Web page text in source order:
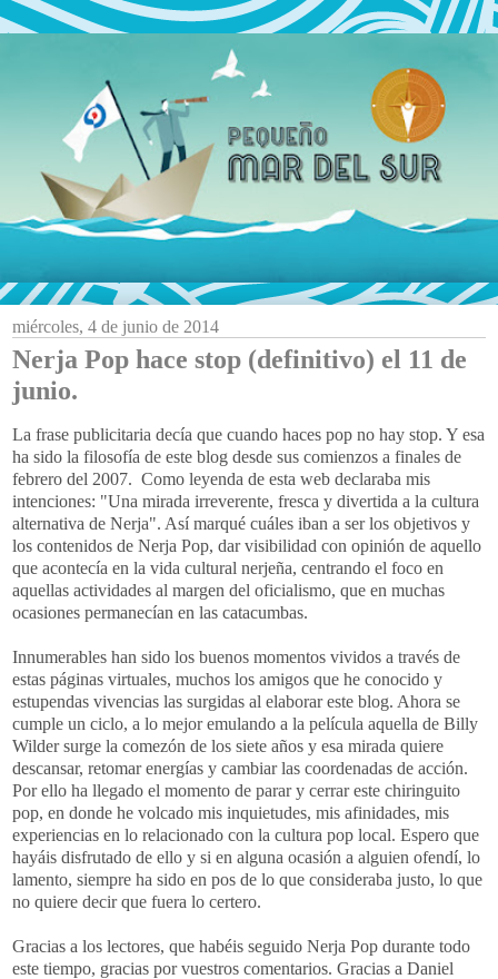
miércoles, 4 de junio de 2014
Nerja Pop hace stop (definitivo) el 11 de
junio.
La frase publicitaria decía que cuando haces pop no hay stop. Y esa
ha sido la filosofía de este blog desde sus comienzos a finales de
febrero del 2007. Como leyenda de esta web declaraba mis
intenciones: "Una mirada irreverente, fresca y divertida a la cultura
alternativa de Nerja". Así marqué cuáles iban a ser los objetivos y
los contenidos de Nerja Pop, dar visibilidad con opinión de aquello
que acontecía en la vida cultural nerjeña, centrando el foco en
aquellas actividades al margen del oficialismo, que en muchas
ocasiones permanecían en las catacumbas.
Innumerables han sido los buenos momentos vividos a través de
estas páginas virtuales, muchos los amigos que he conocido y
estupendas vivencias las surgidas al elaborar este blog. Ahora se
cumple un ciclo, a lo mejor emulando a la película aquella de Billy
Wilder surge la comezón de los siete años y esa mirada quiere
descansar, retomar energías y cambiar las coordenadas de acción.
Por ello ha llegado el momento de parar y cerrar este chiringuito
pop, en donde he volcado mis inquietudes, mis afinidades, mis
experiencias en lo relacionado con la cultura pop local. Espero que
hayáis disfrutado de ello y si en alguna ocasión a alguien ofendí, lo
lamento, siempre ha sido en pos de lo que consideraba justo, lo que
no quiere decir que fuera lo certero.
Gracias a los lectores, que habéis seguido Nerja Pop durante todo
este tiempo, gracias por vuestros comentarios. Gracias a Daniel